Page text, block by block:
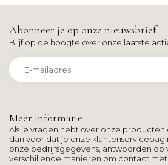
Meer informatie
Als je vragen hebt over onze producten
dan voor dat je onze
onze bedrijfsgegevens, antwoorden op
verschillende manieren om contact met
Abonneer je op onze nieuwsbrief
Blijf op de hoogte over onze laatste